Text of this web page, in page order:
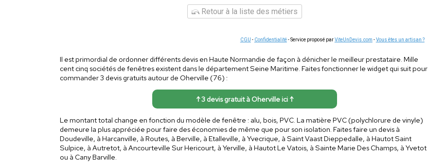
Retour à la liste des métiers
CGU - Confidentialité- Service proposé parViteUnDevis.com -Vous êtes un artisan ?
Il est primordial de ordonner différents devis en Haute Normandie de façon à dénicher le meilleur prestataire. Mille
cent cinq sociétés de fenêtres existent dans le département Seine Maritime. Faites fonctionner le widget qui suit pour
commander 3 devis gratuits autour de Oherville (76) :
↑ 3 devis gratuit à Oherville ici ↑
Le montant total change en fonction du modèle de fenêtre : alu, bois, PVC. La matière PVC (polychlorure de vinyle)
demeure la plus appréciée pour faire des économies de même que pour son isolation. Faites faire un devis à
Doudeville, à Harcanville, à Routes, à Berville, à Etalleville, à Yvecrique, à Saint Vaast Dieppedalle, à Hautot Saint
Sulpice, à Autretot, à Ancourteville Sur Hericourt, à Yerville, à Hautot Le Vatois, à Sainte Marie Des Champs, à Yvetot
ou à Cany Barville.